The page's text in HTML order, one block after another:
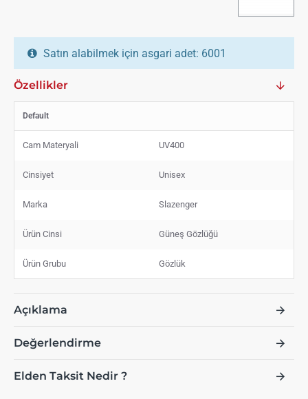
Satın alabilmek için asgari adet: 6001
Özellikler
Default
Cam Materyali UV400
Cinsiyet Unisex
Marka Slazenger
Ürün Cinsi Güneş Gözlüğü
Ürün Grubu Gözlük
Açıklama
Değerlendirme
Elden Taksit Nedir ?